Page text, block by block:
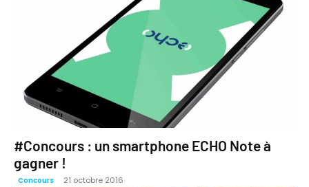
#Concours : un smartphone ECHO Note à
gagner !
Concours 21 octobre 2016